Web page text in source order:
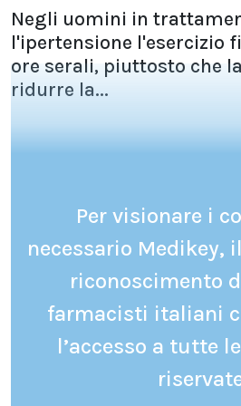
Negli uomini in
l'ipertensione l'esercizio
ore serali, piuttosto che
ridurre la...
Per visionare i
necessario Medikey,
riconoscimento
farmacisti italiani
l’accesso a tutte